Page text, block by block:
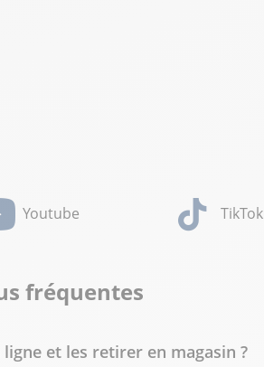
Youtube TikTok
fréquentes
et les retirer en magasin ?